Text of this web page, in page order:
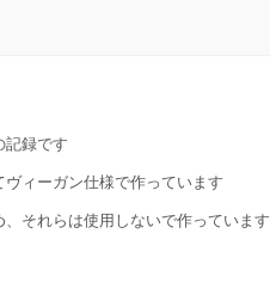
記録です
ィーガン仕様で作っています
それらは使用しないで作っています